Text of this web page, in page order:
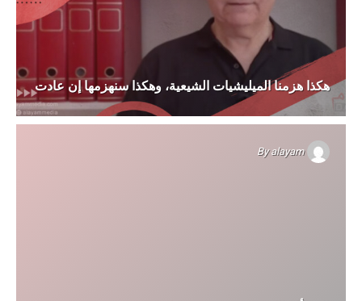
هكذا هزمنا الميليشيات الشيعية، وهكذا سنهزمها إن عادت
Byalayam